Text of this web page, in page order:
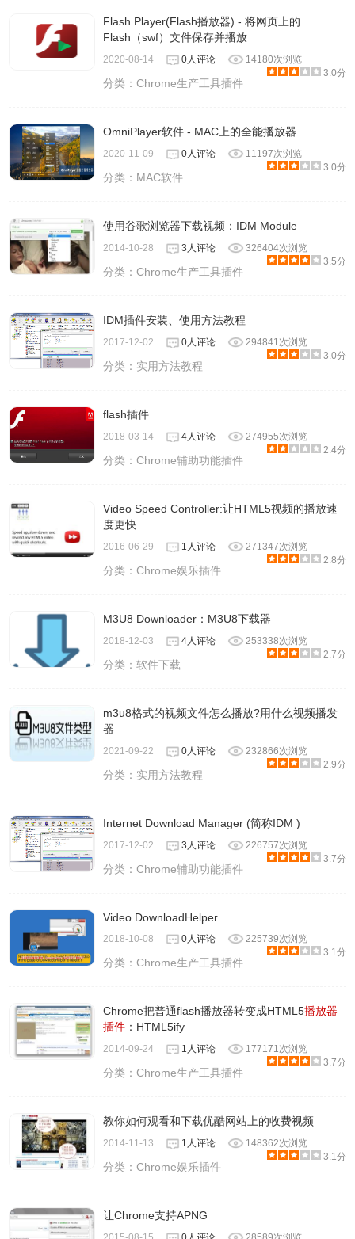
Flash Player(Flash播放器) - 将网页上的
Flash（swf）文件保存并播放
2020-08-14 0人评论
14180次浏览
3.0分
分类：Chrome生产工具插件
OmniPlayer软件 - MAC上的全能播放器
2020-11-09 0人评论
11197次浏览
3.0分
分类： MAC软件
使用谷歌浏览器下载视频：IDM Module
2014-10-28 3人评论
326404次浏览
3.5分
分类：Chrome生产工具插件
IDM插件安装、使用方法教程
2017-12-02 0人评论
294841次浏览
3.0分
分类： 实用方法教程
flash插件
2018-03-14 4人评论
274955次浏览
2.4分
分类：Chrome辅助功能插件
Video Speed Controller:让HTML5视频的播放速
度更快
2016-06-29 1人评论
271347次浏览
2.8分
分类：Chrome娱乐插件
M3U8 Downloader：M3U8下载器
2018-12-03 4人评论
253338次浏览
2.7分
分类：软件下载
m3u8格式的视频文件怎么播放?用什么视频播发
器
2021-09-22 0人评论
232866次浏览
2.9分
分类： 实用方法教程
Internet Download Manager (简称IDM )
2017-12-02 3人评论
226757次浏览
3.7分
分类：Chrome辅助功能插件
Video DownloadHelper
2018-10-08 0人评论
225739次浏览
3.1分
分类：Chrome生产工具插件
Chrome把普通flash播放器转变成HTML5播放器
插件 ：HTML5ify
2014-09-24 1人评论
177171次浏览
3.7分
分类：Chrome生产工具插件
教你如何观看和下载优酷网站上的收费视频
2014-11-13 1人评论
148362次浏览
3.1分
分类：Chrome娱乐插件
让Chrome支持APNG